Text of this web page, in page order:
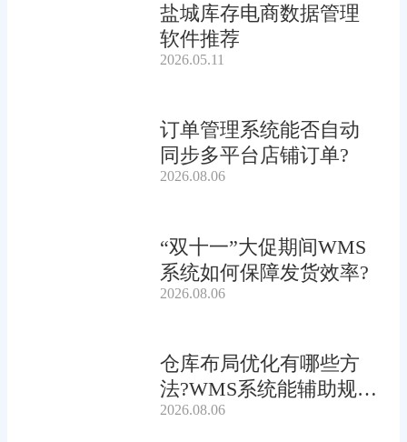
盐城库存电商数据管理
软件推荐
2026.05.11
订单管理系统能否自动
同步多平台店铺订单?
2026.08.06
“双十一”大促期间WMS
系统如何保障发货效率?
2026.08.06
仓库布局优化有哪些方
法?WMS系统能辅助规划
吗?
2026.08.06